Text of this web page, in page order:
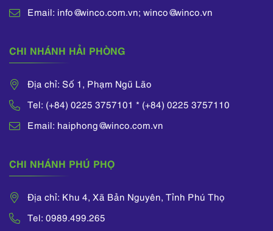
Email: info@winco.com.vn; winco@winco.vn
CHI NHÁNH HẢI PHÒNG
Địa chỉ: Số 1, Phạm Ngũ Lão
Tel: (+84) 0225 3757101 * (+84) 0225 3757110
Email: haiphong@winco.com.vn
CHI NHÁNH PHÚ PHỌ
Địa chỉ: Khu 4, Xã Bản Nguyên, Tỉnh Phú Thọ
Tel: 0989.499.265